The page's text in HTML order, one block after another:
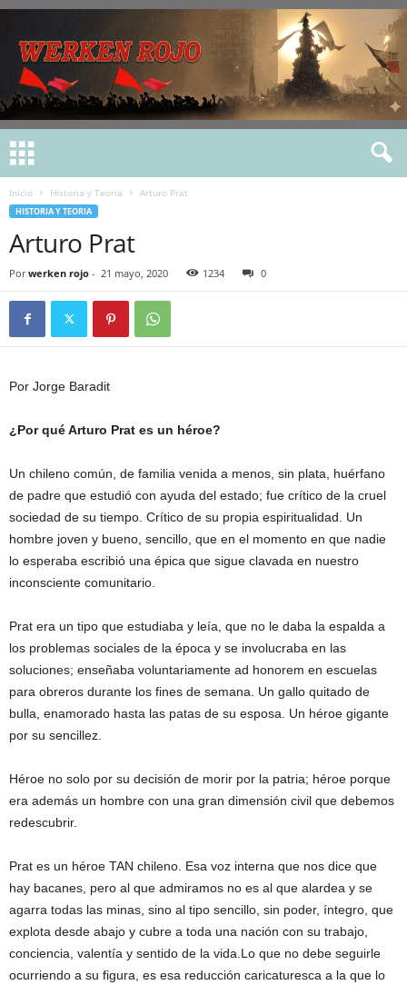
Inicio Historia y Teoria Arturo Prat
HISTORIA Y TEORIA
Arturo Prat
Por werken rojo - 21 mayo, 2020 1234 0
Por Jorge Baradit
¿Por qué Arturo Prat es un héroe?
Un chileno común, de familia venida a menos, sin plata, huérfano
de padre que estudió con ayuda del estado; fue crítico de la cruel
sociedad de su tiempo. Crítico de su propia espiritualidad. Un
hombre joven y bueno, sencillo, que en el momento en que nadie
lo esperaba escribió una épica que sigue clavada en nuestro
inconsciente comunitario.
Prat era un tipo que estudiaba y leía, que no le daba la espalda a
los problemas sociales de la época y se involucraba en las
soluciones; enseñaba voluntariamente ad honorem en escuelas
para obreros durante los fines de semana. Un gallo quitado de
bulla, enamorado hasta las patas de su esposa. Un héroe gigante
por su sencillez.
Héroe no solo por su decisión de morir por la patria; héroe porque
era además un hombre con una gran dimensión civil que debemos
redescubrir.
Prat es un héroe TAN chileno. Esa voz interna que nos dice que
hay bacanes, pero al que admiramos no es al que alardea y se
agarra todas las minas, sino al tipo sencillo, sin poder, íntegro, que
explota desde abajo y cubre a toda una nación con su trabajo,
conciencia, valentía y sentido de la vida.Lo que no debe seguirle
ocurriendo a su figura, es esa reducción caricaturesca a la que lo